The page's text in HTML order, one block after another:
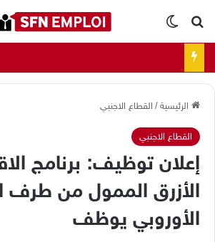
بحث عنالوضع المظلم
الرئيسية/ القطاع الاجنبي
القطاع الاجنبي
إعلان توظيف: برنامج
الأزرق الممول من طرف
الأوروبي يوظف